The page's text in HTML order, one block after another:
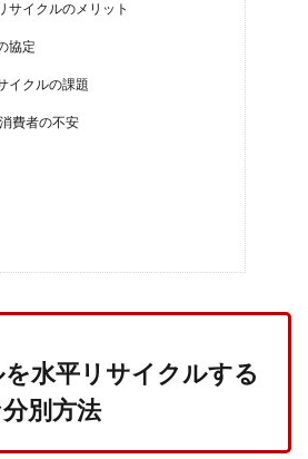
サイクルのメリット
協定
イクルの課題
費者の不安
水平リサイクルする
別方法